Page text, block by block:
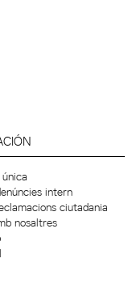
intern
ciutadania
nosaltres